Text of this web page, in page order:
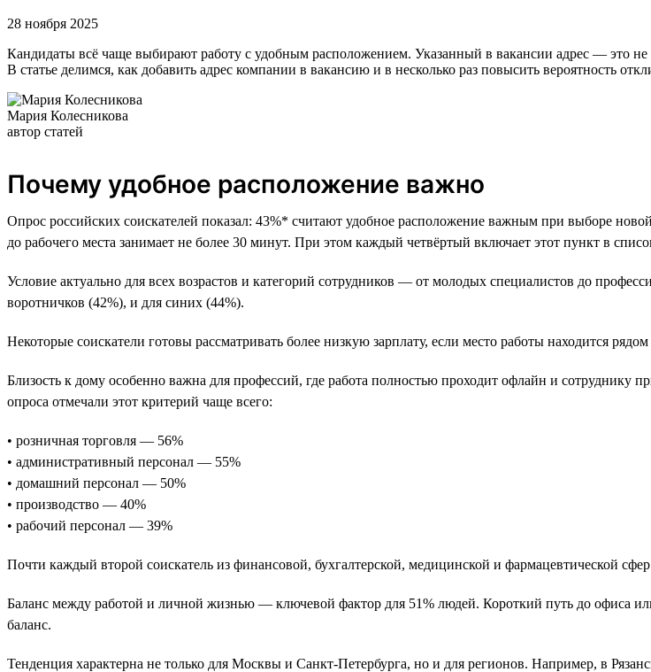
28 ноября 2025
Кандидаты всё чаще выбирают работу с удобным расположением. Указанный в вакансии адрес — это не
В статье делимся, как добавить адрес компании в вакансию и в несколько раз повысить вероятность
Мария Колесникова
автор статей
Почему удобное расположение важно
Опрос российских соискателей показал: 43%* считают удобное расположение важным при выборе
до рабочего места занимает не более 30 минут. При этом каждый четвёртый включает этот пункт в
Условие актуально для всех возрастов и категорий сотрудников — от молодых специалистов до
воротничков (42%), и для синих (44%).
Некоторые соискатели готовы рассматривать более низкую зарплату, если место работы находится
Близость к дому особенно важна для профессий, где работа полностью проходит офлайн и сотруднику
опроса отмечали этот критерий чаще всего:
• розничная торговля — 56%
• административный персонал — 55%
• домашний персонал — 50%
• производство — 40%
• рабочий персонал — 39%
Почти каждый второй соискатель из финансовой, бухгалтерской, медицинской и фармацевтической
Баланс между работой и личной жизнью — ключевой фактор для 51% людей. Короткий путь до офиса
баланс.
Тенденция характерна не только для Москвы и Санкт-Петербурга, но и для регионов. Например, в